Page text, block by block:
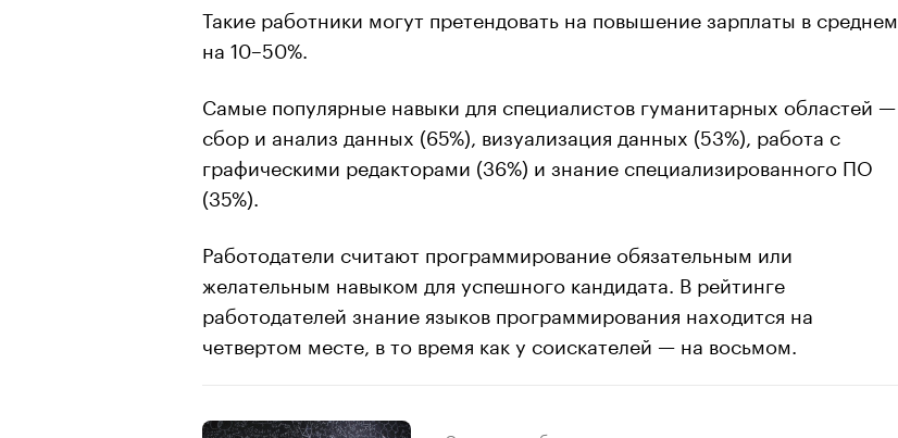
Такие работники могут претендовать на повышение зарплаты в среднем
на 10–50%.
Самые популярные навыки для специалистов гуманитарных областей —
сбор и анализ данных (65%), визуализация данных (53%), работа с
графическими редакторами (36%) и знание специализированного ПО
(35%).
Работодатели считают программирование обязательным или
желательным навыком для успешного кандидата. В рейтинге
работодателей знание языков программирования находится на
четвертом месте, в то время как у соискателей — на восьмом.